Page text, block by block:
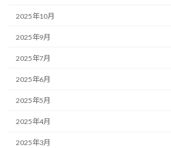
2025年10月
2025年9月
2025年7月
2025年6月
2025年5月
2025年4月
2025年3月